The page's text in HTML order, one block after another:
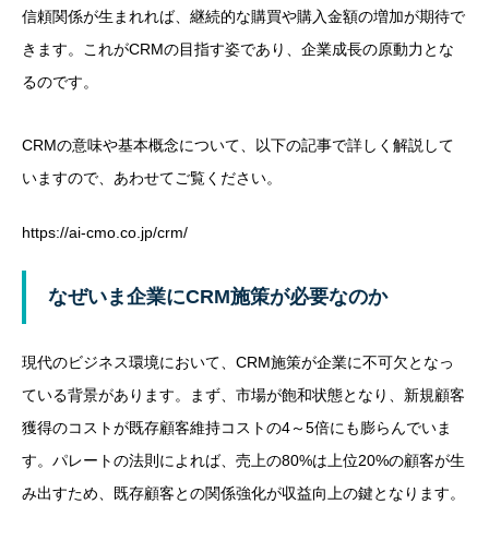
信頼関係が生まれれば、継続的な購買や購入金額の増加が期待で
きます。これがCRMの目指す姿であり、企業成長の原動力とな
るのです。
CRMの意味や基本概念について、以下の記事で詳しく解説して
いますので、あわせてご覧ください。
https://ai-cmo.co.jp/crm/
なぜいま企業にCRM施策が必要なのか
現代のビジネス環境において、CRM施策が企業に不可欠となっ
ている背景があります。まず、市場が飽和状態となり、新規顧客
獲得のコストが既存顧客維持コストの4～5倍にも膨らんでいま
す。パレートの法則によれば、売上の80%は上位20%の顧客が生
み出すため、既存顧客との関係強化が収益向上の鍵となります。